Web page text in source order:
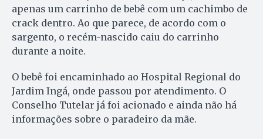
apenas um carrinho de bebê com um cachimbo de
crack dentro. Ao que parece, de acordo com o
sargento, o recém-nascido caiu do carrinho
durante a noite.
O bebê foi encaminhado ao Hospital Regional do
Jardim Ingá, onde passou por atendimento. O
Conselho Tutelar já foi acionado e ainda não há
informações sobre o paradeiro da mãe.